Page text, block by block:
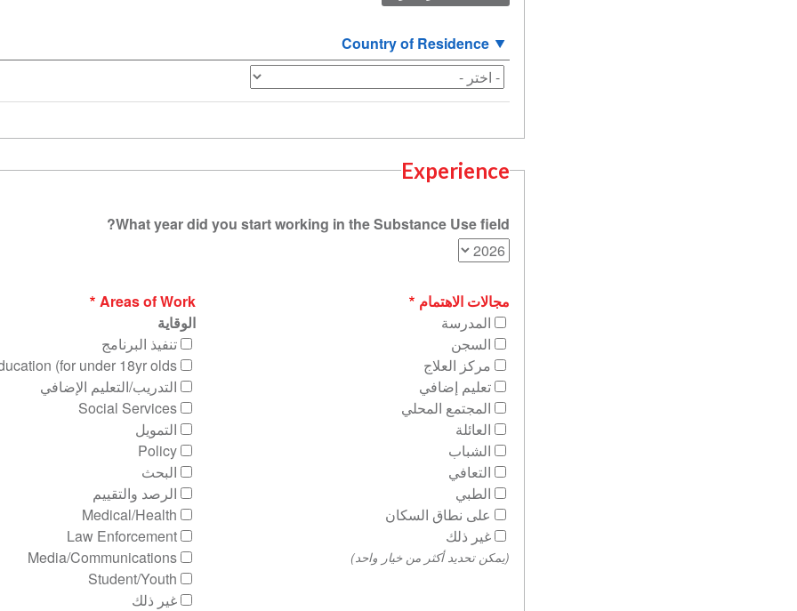
Country of Residence
Experience
What year did you start working in the Substance Use field?
Areas of Work
الوقاية
تنفيذ البرنامج
(for under 18yr olds)
التدريب/التعليم الإضافي
Social Services
التمويل
Policy
البحث
الرصد والتقييم
Medical/Health
Law Enforcement
Media/Communications
Student/Youth
غير ذلك
مجالات الاهتمام
المدرسة
السجن
مركز العلاج
تعليم إضافي
المجتمع المحلي
العائلة
الشباب
التعافي
الطبي
على نطاق السكان
غير ذلك
(يمكن تحديد أكثر من خيار واحد)